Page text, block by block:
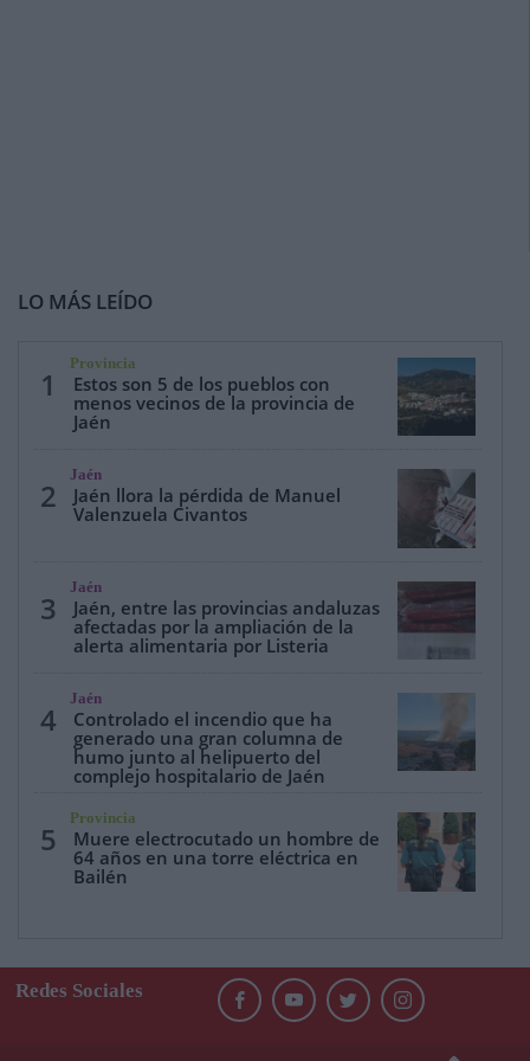
LO MÁS LEÍDO
1
Provincia
Estos son 5 de los pueblos con
menos vecinos de la provincia de
Jaén
2
Jaén
Jaén llora la pérdida de Manuel
Valenzuela Civantos
3
Jaén
Jaén, entre las provincias andaluzas
afectadas por la ampliación de la
alerta alimentaria por Listeria
4
Jaén
Controlado el incendio que ha
generado una gran columna de
humo junto al helipuerto del
complejo hospitalario de Jaén
5
Provincia
Muere electrocutado un hombre de
64 años en una torre eléctrica en
Bailén
Redes Sociales